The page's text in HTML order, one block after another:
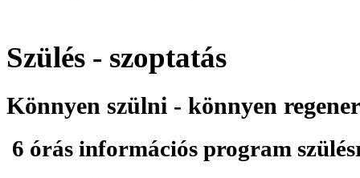
Szülés - szoptatás
Könnyen szülni - könnyen
6 órás információs program